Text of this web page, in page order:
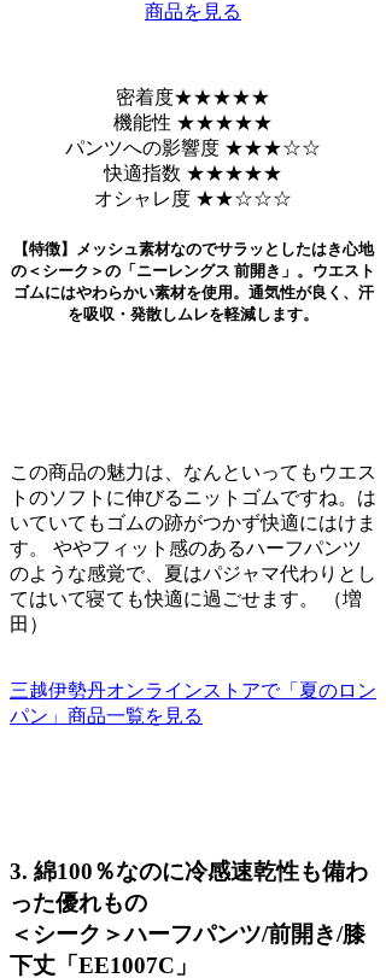
商品を見る
密着度★★★★★
機能性 ★★★★★
パンツへの影響度 ★★★☆☆
快適指数 ★★★★★
オシャレ度 ★★☆☆☆
【特徴】メッシュ素材なのでサラッとしたはき心地
の＜シーク＞の「ニーレングス 前開き」。ウエスト
ゴムにはやわらかい素材を使用。通気性が良く、汗
を吸収・発散しムレを軽減します。
この商品の魅力は、なんといってもウエス
トのソフトに伸びるニットゴムですね。は
いていてもゴムの跡がつかず快適にはけま
す。 ややフィット感のあるハーフパンツ
のような感覚で、夏はパジャマ代わりとし
てはいて寝ても快適に過ごせます。 （増
田）
三越伊勢丹オンラインストアで「夏のロン
パン」商品一覧を見る
3. 綿100％なのに冷感速乾性も備わ
った優れもの
＜シーク＞ハーフパンツ/前開き/膝
下丈「EE1007C」